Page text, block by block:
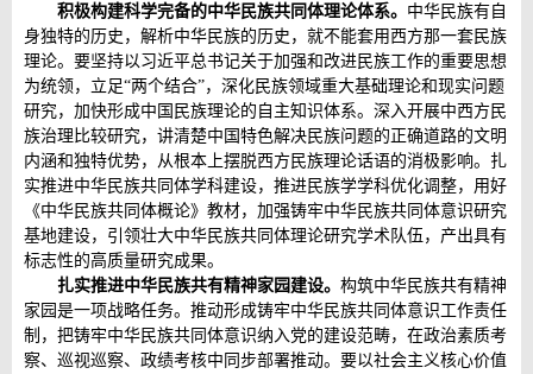
积极构建科学完备的中华民族共同体理论体系。 中华民族有自
身独特的历史，解析中华民族的历史，就不能套用西方那一套民族
理论。要坚持以习近平总书记关于加强和改进民族工作的重要思想
为统领，立足“两个结合”，深化民族领域重大基础理论和现实问题
研究，加快形成中国民族理论的自主知识体系。深入开展中西方民
族治理比较研究，讲清楚中国特色解决民族问题的正确道路的文明
内涵和独特优势，从根本上摆脱西方民族理论话语的消极影响。扎
实推进中华民族共同体学科建设，推进民族学学科优化调整，用好
《中华民族共同体概论》教材，加强铸牢中华民族共同体意识研究
基地建设，引领壮大中华民族共同体理论研究学术队伍，产出具有
标志性的高质量研究成果。
扎实推进中华民族共有精神家园建设。 构筑中华民族共有精神
家园是一项战略任务。推动形成铸牢中华民族共同体意识工作责任
制，把铸牢中华民族共同体意识纳入党的建设范畴，在政治素质考
察、巡视巡察、政绩考核中同步部署推动。要以社会主义核心价值